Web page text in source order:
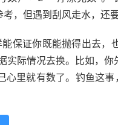
，但遇到刮风走水，还
保证你既能抛得出去，
际情况去换。比如，你
里就有数了。钓鱼这